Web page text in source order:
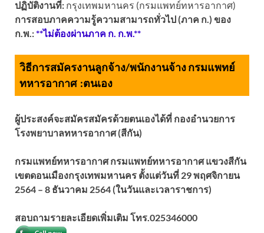
ปฏิบัติงานที่: กรุงเทพมหานคร (กรมแพทย์ทหารอากาศ)
การสอบภาคความรู้ความสามารถทั่วไป (ภาค ก.) ของ
ก.พ.:**ไม่ต้องผ่านภาค ก. ก.พ.**
วิธีการสมัครงานลูกจ้าง/พนักงานจ้าง กรมแพทย์
ทหารอากาศ :ตนเอง
ผู้ประสงค์จะสมัครสมัครด้วยตนเองได้ที่ กองอำนวยการ
โรงพยาบาลทหารอากาศ (สีกัน)
กรมแพทย์ทหารอากาศ กรมแพทย์ทหารอากาศ แขวงสีกัน
เขตดอนเมืองกรุงเทพมหานคร ตั้งแต่วันที่ 29 พฤศจิกายน
2564 – 8 ธันวาคม 2564 (ในวันและเวลาราชการ)
สอบถามรายละเอียดเพิ่มเติม โทร.025346000